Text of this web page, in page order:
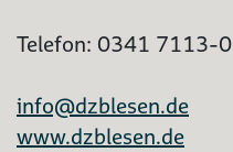
Telefon: 0341 7113-0
info@dzblesen.de
www.dzblesen.de